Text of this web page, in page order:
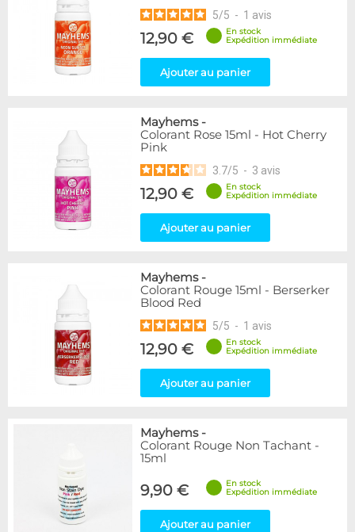
5/5 - 1 avis
12,90 €
En stock
Expédition immédiate
Ajouter au panier
Mayhems-
Colorant Rose 15ml - Hot Cherry
Pink
3.7/5 - 3 avis
12,90 €
En stock
Expédition immédiate
Ajouter au panier
Mayhems-
Colorant Rouge 15ml - Berserker
Blood Red
5/5 - 1 avis
12,90 €
En stock
Expédition immédiate
Ajouter au panier
Mayhems-
Colorant Rouge Non Tachant -
15ml
9,90 €
En stock
Expédition immédiate
Ajouter au panier